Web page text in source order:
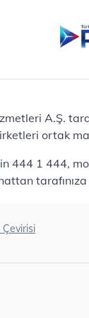
Fi 6
6
A.Ş.
ortak
444 1 444,
tarafınıza